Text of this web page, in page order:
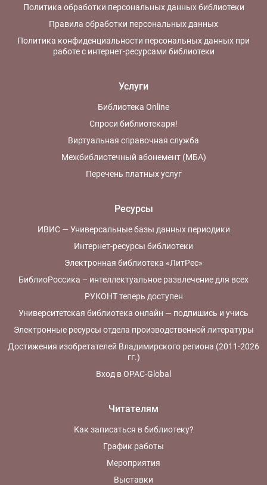
Политика обработки персональных данных библиотеки
Правила обработки персональных данных
Политика конфиденциальности персональных данных при
работе с интернет-ресурсами библиотеки
Услуги
Библиотека Online
Спроси библиотекаря!
Виртуальная справочная служба
Межбиблиотечный абонемент (МБА)
Перечень платных услуг
Ресурсы
ИВИС — Универсальные базы данных периодики
Интернет-ресурсы библиотеки
Электронная библиотека «ЛитРес»
БиблиоРоссика – интеллектуальное развлечение для всех
РУКОНТ теперь доступен
Университетская библиотека онлайн — подпишись и учись
Электронные ресурсы отдела производственной литературы
Достижения изобретателей Владимирского региона (2011-2026
гг.)
Вход в OPAC-Global
Читателям
Как записаться в библиотеку?
График работы
Мероприятия
Выставки